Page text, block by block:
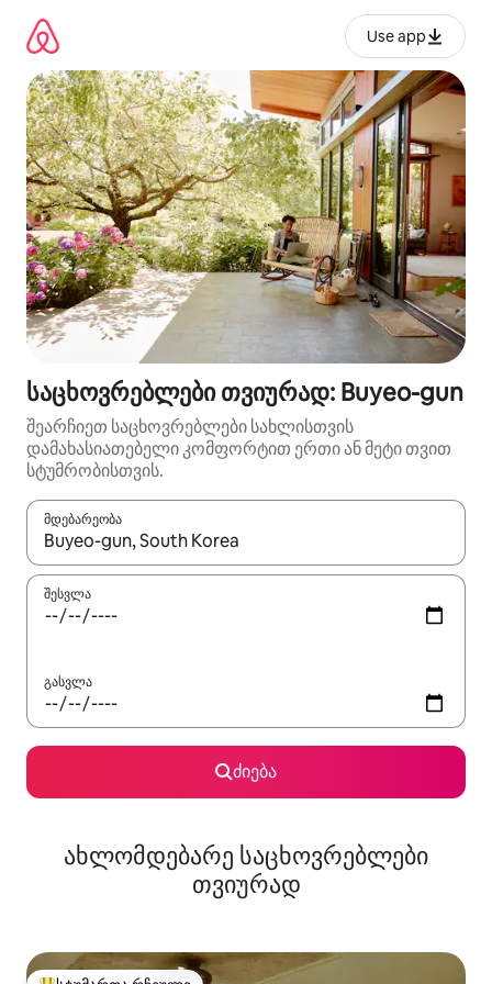
გადასვლა
Use app
საცხოვრებლები თვიურად: Buyeo-gun
შეარჩიეთ საცხოვრებლები სახლისთვის
დამახასიათებელი კომფორტით ერთი ან მეტი თვით
სტუმრობისთვის.
მდებარეობა
როცა შედეგები ხელმისაწვდომი გახდება, ნავიგაციისთვის
შესვლა
გასვლა
ძიება
ახლომდებარე საცხოვრებლები
თვიურად